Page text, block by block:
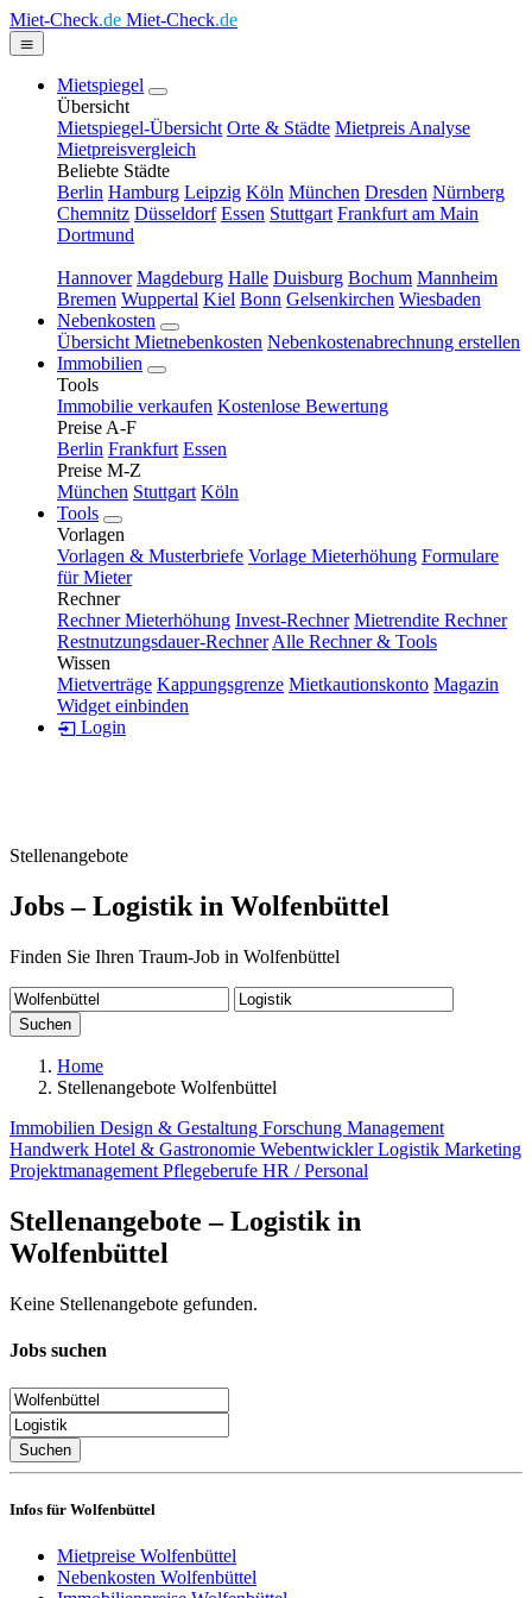
Miet-Check.de Miet-Check.de
Mietspiegel
Übersicht
Mietspiegel-Übersicht Orte & Städte Mietpreis Analyse
Mietpreisvergleich
Beliebte Städte
Berlin Hamburg Leipzig Köln München Dresden Nürnberg
Chemnitz Düsseldorf Essen Stuttgart Frankfurt am Main
Dortmund
Hannover Magdeburg Halle Duisburg Bochum Mannheim
Bremen Wuppertal Kiel Bonn Gelsenkirchen Wiesbaden
Nebenkosten
Übersicht Mietnebenkosten Nebenkostenabrechnung erstellen
Immobilien
Tools
Immobilie verkaufen Kostenlose Bewertung
Preise A-F
Berlin Frankfurt Essen
Preise M-Z
München Stuttgart Köln
Tools
Vorlagen
Vorlagen & Musterbriefe Vorlage Mieterhöhung Formulare
für Mieter
Rechner
Rechner Mieterhöhung Invest-Rechner Mietrendite Rechner
Restnutzungsdauer-Rechner Alle Rechner & Tools
Wissen
Mietverträge Kappungsgrenze Mietkautionskonto Magazin
Widget einbinden
Login
Stellenangebote
Jobs – Logistik in Wolfenbüttel
Finden Sie Ihren Traum-Job in Wolfenbüttel
Suchen
Home
Stellenangebote Wolfenbüttel
Immobilien Design & Gestaltung Forschung Management
Handwerk Hotel & Gastronomie WebentwicklerLogistik Marketing
Projektmanagement Pflegeberufe HR / Personal
Stellenangebote – Logistik in
Wolfenbüttel
Keine Stellenangebote gefunden.
Jobs suchen
Suchen
Infos für Wolfenbüttel
Mietpreise Wolfenbüttel
Nebenkosten Wolfenbüttel